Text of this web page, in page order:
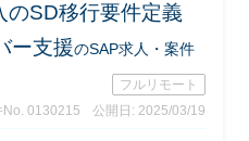
のSD移行要件定義
ー支援のSAP求人・案件
フルリモート
No. 0130215
公開日: 2025/03/19